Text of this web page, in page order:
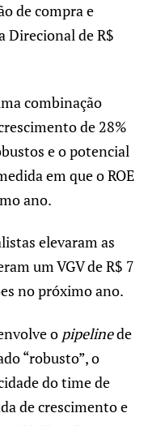
de compra e
Direcional de R$
combinação
de 28%
e o potencial
em que o ROE
ano.
elevaram as
um VGV de R$ 7
no próximo ano.
o pipelinede
“robusto”, o
do time de
de crescimento e